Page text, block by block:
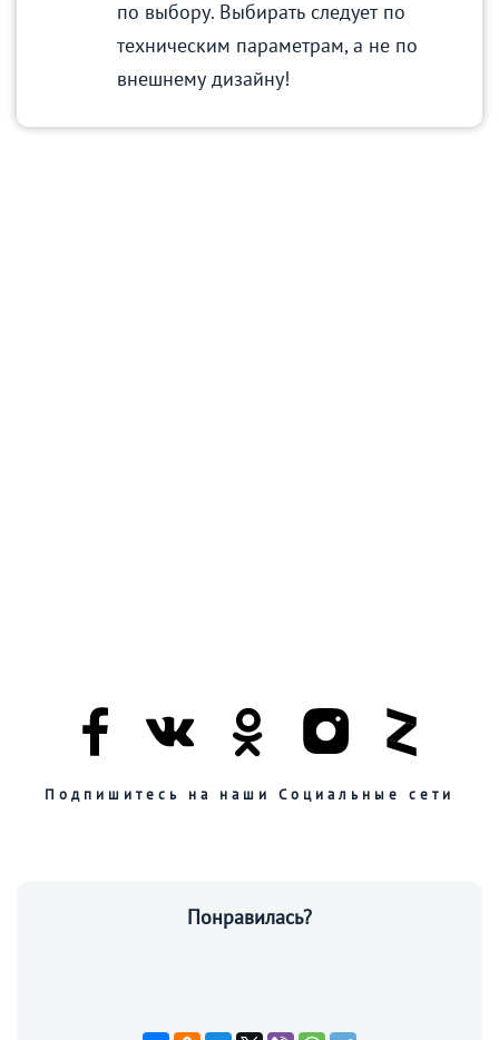
по выбору. Выбирать следует по
техническим параметрам, а не по
внешнему дизайну!
Подпишитесь на наши Социальные сети
Понравилась?